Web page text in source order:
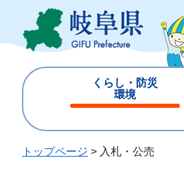
ジ
ュ
くらし・防災
環境
じ
トップページ > 入札・公売